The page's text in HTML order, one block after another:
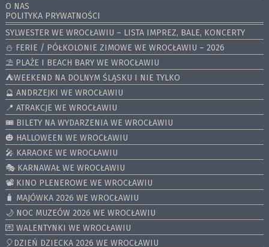
O NAS
POLITYKA PRYWATNOŚCI
SYLWESTER WE WROCŁAWIU – LISTA IMPREZ, BALE, KONCERTY
⛄️ FERIE / PÓŁKOLONIE ZIMOWE WE WROCŁAWIU – 2026
⛱️ PLAŻE I BEACH BARY WE WROCŁAWIU
⛺️WEEKEND NA DOLNYM ŚLĄSKU I NIE TYLKO
🔮 ANDRZEJKI WE WROCŁAWIU
📍 ATRAKCJE WE WROCŁAWIU
🎟️ BILETY NA WYDARZENIA WE WROCŁAWIU
🎃 HALLOWEEN WE WROCŁAWIU
🎤 KARAOKE WE WROCŁAWIU
🎭 KARNAWAŁ WE WROCŁAWIU
📽️ KINO PLENEROWE WE WROCŁAWIU
🧳 MAJÓWKA 2026 WE WROCŁAWIU
🌙 NOC MUZEÓW 2026 WE WROCŁAWIU
💌 WALENTYNKI WE WROCŁAWIU
🎈DZIEŃ DZIECKA 2026 WE WROCŁAWIU